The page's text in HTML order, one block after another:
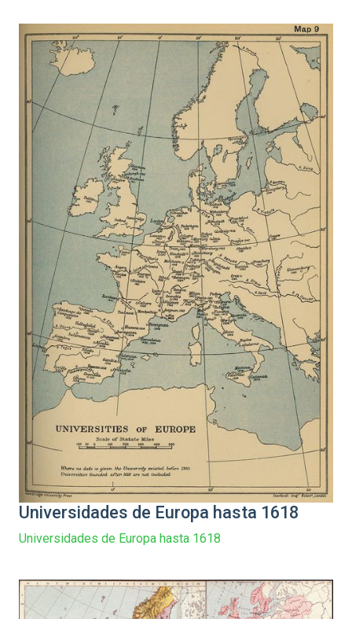
Universidades de Europa hasta 1618
Universidades de Europa hasta 1618